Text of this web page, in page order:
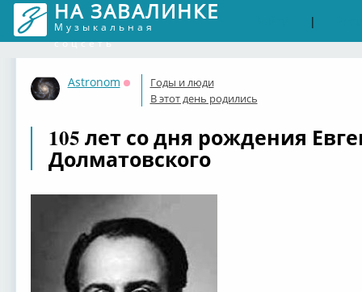
НА ЗАВАЛИНКЕ
Музыкальная
соцсеть
|
Astronom
Оффлайн
Годы и люди
В этот день родились
105 лет со дня рождения
Долматовского